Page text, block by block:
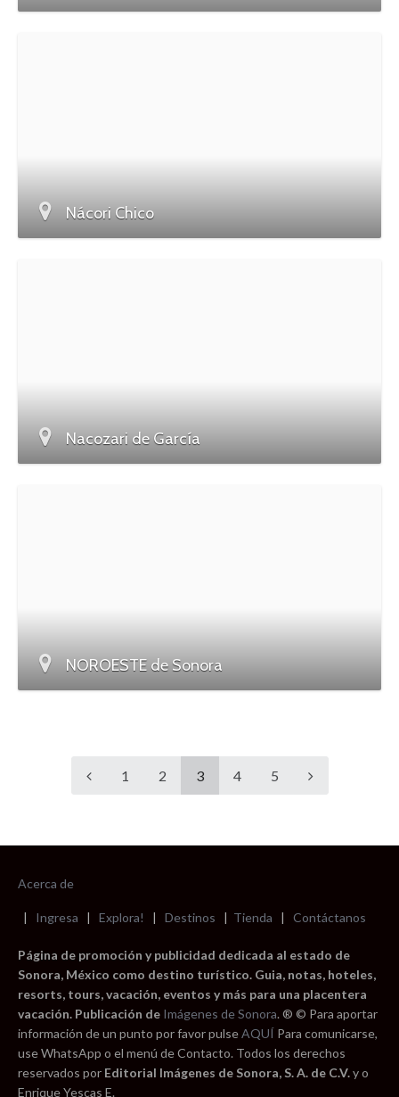
Nácori Chico
Nacozari de García
NOROESTE de Sonora
1 2 3 4 5
Acerca de
| Ingresa | Explora! | Destinos | Tienda | Contáctanos
Página de promoción y publicidad dedicada al estado de
Sonora, México como destino turístico. Guia, notas, hoteles,
resorts, tours, vacación, eventos y más para una placentera
vacación. Publicación de Imágenes de Sonora. ® © Para aportar
información de un punto por favor pulseAQUÍ Para comunicarse,
use WhatsApp o el menú de Contacto. Todos los derechos
reservados por Editorial Imágenes de Sonora, S. A. de C.V.y o
Enrique Yescas E.